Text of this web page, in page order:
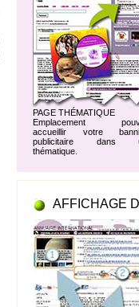
PAGE THÉMATIQUE
Emplacement
accueillir votre
publicitaire dans
thématique.
AFFICHAGE